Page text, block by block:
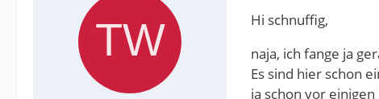
Hi schnuffig,
naja, ich fange ja
Es sind hier schon
ja schon vor